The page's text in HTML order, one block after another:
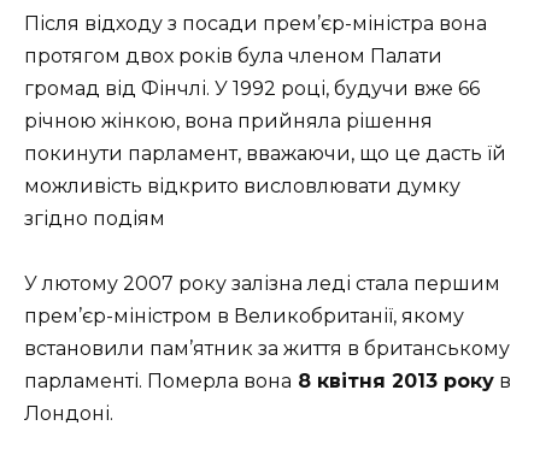
Після відходу з посади прем’єр-міністра вона
протягом двох років була членом Палати
громад від Фінчлі. У 1992 році, будучи вже 66
річною жінкою, вона прийняла рішення
покинути парламент, вважаючи, що це дасть їй
можливість відкрито висловлювати думку
згідно подіям
У лютому 2007 року залізна леді стала першим
прем’єр-міністром в Великобританії, якому
встановили пам’ятник за життя в британському
парламенті. Померла вона 8 квітня 2013 року в
Лондоні.